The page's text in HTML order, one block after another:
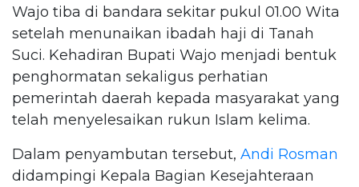
Wajo tiba di bandara sekitar pukul 01.00 Wita
setelah menunaikan ibadah haji di Tanah
Suci. Kehadiran Bupati Wajo menjadi bentuk
penghormatan sekaligus perhatian
pemerintah daerah kepada masyarakat yang
telah menyelesaikan rukun Islam kelima.
Dalam penyambutan tersebut, Andi Rosman
didampingi Kepala Bagian Kesejahteraan